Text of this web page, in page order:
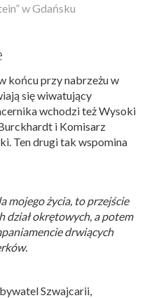
w Gdańsku
końcu przy nabrzeżu w
się wiwatujący
wchodzi też Wysoki
i Komisarz
Ten drugi tak wspomina
mojego życia, to przejście
dział okrętowych, a potem
drwiących
Szwajcarii,